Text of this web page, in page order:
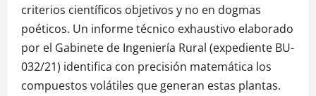
criterios científicos objetivos y no en dogmas
poéticos. Un informe técnico exhaustivo elaborado
por el Gabinete de Ingeniería Rural (expediente BU-
032/21) identifica con precisión matemática los
compuestos volátiles que generan estas plantas.